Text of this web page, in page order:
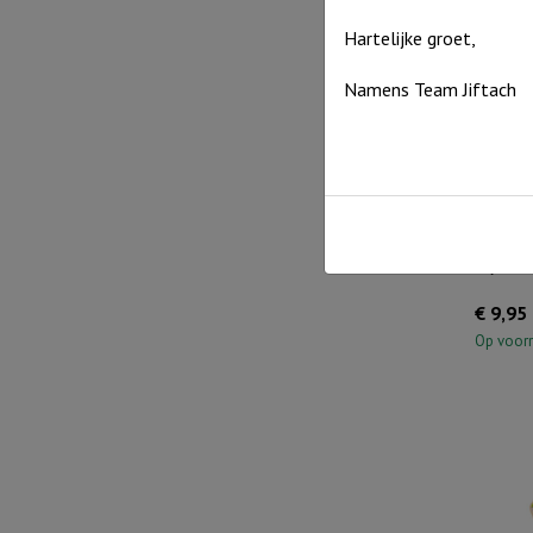
€ 9,95
Op
Hartelijke groet,
Namens Team Jiftach